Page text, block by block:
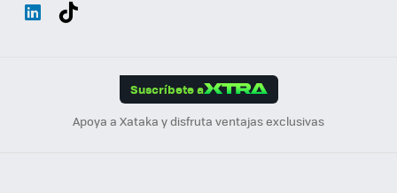
Suscríbete a
Apoya a Xataka y disfruta ventajas exclusivas